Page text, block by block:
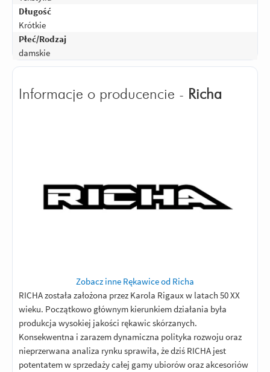
Długość
Krótkie
Płeć/Rodzaj
damskie
Informacje o producencie - Richa
Zobacz inne Rękawice od Richa
RICHA została założona przez Karola Rigaux w latach 50 XX
wieku. Początkowo głównym kierunkiem działania była
produkcja wysokiej jakości rękawic skórzanych.
Konsekwentna i zarazem dynamiczna polityka rozwoju oraz
nieprzerwana analiza rynku sprawiła, że dziś RICHA jest
potentatem w sprzedaży całej gamy ubiorów oraz akcesoriów